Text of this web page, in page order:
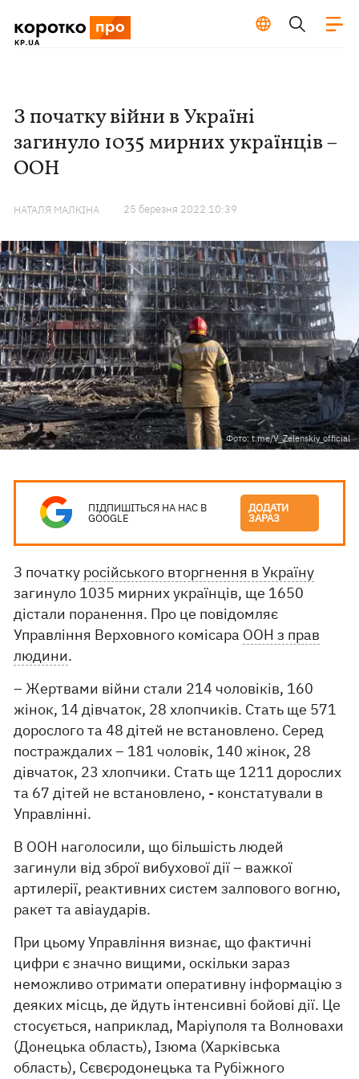
З початку війни в Україні
загинуло 1035 мирних українців –
ООН
НАТАЛЯ МАЛКІНА 25 березня 2022 10:39
Фото: t.me/V_Zelenskiy_official
ПІДПИШІТЬСЯ НА НАС В
GOOGLE
ДОДАТИ
ЗАРАЗ
З початку російського вторгнення в Україну
загинуло 1035 мирних українців, ще 1650
дістали поранення. Про це повідомляє
Управління Верховного комісара ООН з прав
людини.
– Жертвами війни стали 214 чоловіків, 160
жінок, 14 дівчаток, 28 хлопчиків. Стать ще 571
дорослого та 48 дітей не встановлено. Серед
постраждалих – 181 чоловік, 140 жінок, 28
дівчаток, 23 хлопчики. Стать ще 1211 дорослих
та 67 дітей не встановлено, - констатували в
Управлінні.
В ООН наголосили, що більшість людей
загинули від зброї вибухової дії – важкої
артилерії, реактивних систем залпового вогню,
ракет та авіаударів.
При цьому Управління визнає, що фактичні
цифри є значно вищими, оскільки зараз
неможливо отримати оперативну інформацію з
деяких місць, де йдуть інтенсивні бойові дії. Це
стосується, наприклад, Маріуполя та Волновахи
(Донецька область), Ізюма (Харківська
область), Сєвєродонецька та Рубіжного